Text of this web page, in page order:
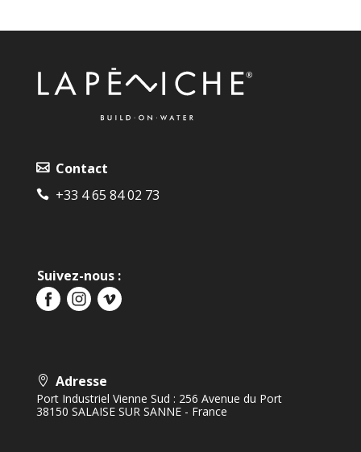
Contact
+33 4 65 84 02 73‬‬
Suivez-nous :
Adresse
Port Industriel Vienne Sud : 256 Avenue du Port
38150 SALAISE SUR SANNE - France